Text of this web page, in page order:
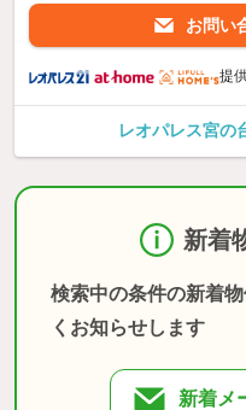
お問い
提
レオパレス宮の
新着
検索中の条件の新着
くお知らせします
新着メ